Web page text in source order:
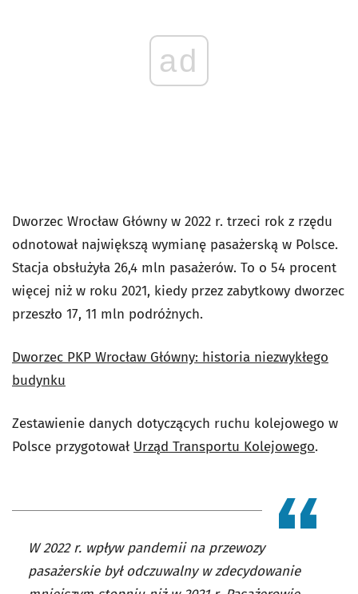
ad
Dworzec Wrocław Główny w 2022 r. trzeci rok z rzędu
odnotował największą wymianę pasażerską w Polsce.
Stacja obsłużyła 26,4 mln pasażerów. To o 54 procent
więcej niż w roku 2021, kiedy przez zabytkowy dworzec
przeszło 17, 11 mln podróżnych.
Dworzec PKP Wrocław Główny: historia niezwykłego
budynku
Zestawienie danych dotyczących ruchu kolejowego w
Polsce przygotował Urząd Transportu Kolejowego.
W 2022 r. wpływ pandemii na przewozy
pasażerskie był odczuwalny w zdecydowanie